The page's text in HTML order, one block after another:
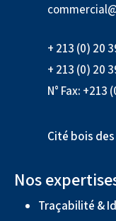
+ 213 (0) 20
+ 213 (0) 20
N° Fax: +213
Cité bois des
Nos
Traçabilité &